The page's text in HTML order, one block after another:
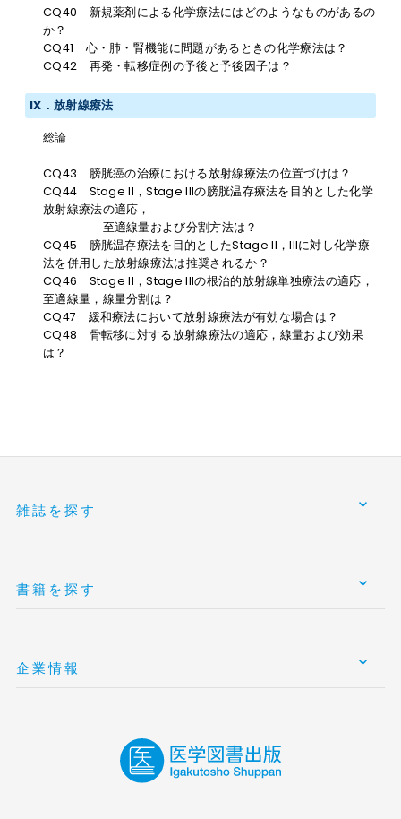
CQ40 新規薬剤による化学療法にはどのようなものがあるの
か？
CQ41 心・肺・腎機能に問題があるときの化学療法は？
CQ42 再発・転移症例の予後と予後因子は？
IX．放射線療法
総論
CQ43 膀胱癌の治療における放射線療法の位置づけは？
CQ44 Stage II，Stage IIIの膀胱温存療法を目的とした化学
放射線療法の適応，
至適線量および分割方法は？
CQ45 膀胱温存療法を目的としたStage II，IIIに対し化学療
法を併用した放射線療法は推奨されるか？
CQ46 Stage II，Stage IIIの根治的放射線単独療法の適応，
至適線量，線量分割は？
CQ47 緩和療法において放射線療法が有効な場合は？
CQ48 骨転移に対する放射線療法の適応，線量および効果
は？
雑誌を探す
書籍を探す
企業情報